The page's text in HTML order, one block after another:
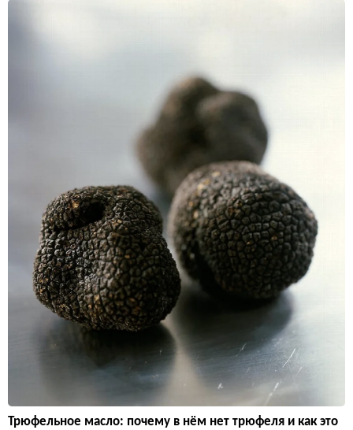
Трюфельное масло: почему в нём нет трюфеля и как это